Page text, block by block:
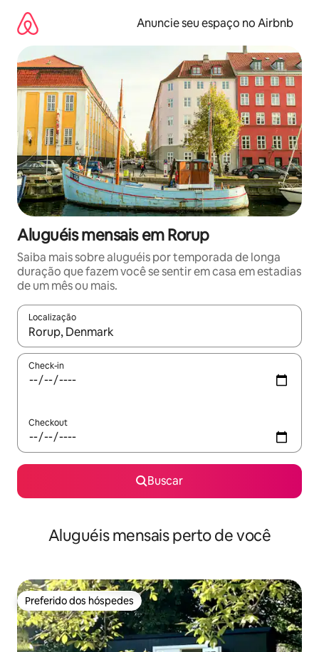
para
conteúdo
Anuncie seu espaço no Airbnb
Aluguéis mensais em Rorup
Saiba mais sobre aluguéis por temporada de longa
duração que fazem você se sentir em casa em estadias
de um mês ou mais.
Localização
Quando os resultados estiverem disponíveis, explore-os
Check-in
Checkout
Buscar
Aluguéis mensais perto de você
Preferido dos hóspedes
Preferido dos hóspedes